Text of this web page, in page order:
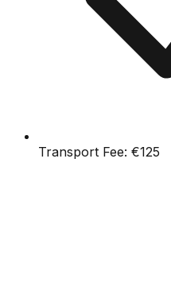
Transport Fee: €125